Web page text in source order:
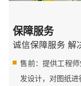
保障服务
诚信保障服务 解
售前：提供工程
发设计，对图纸进